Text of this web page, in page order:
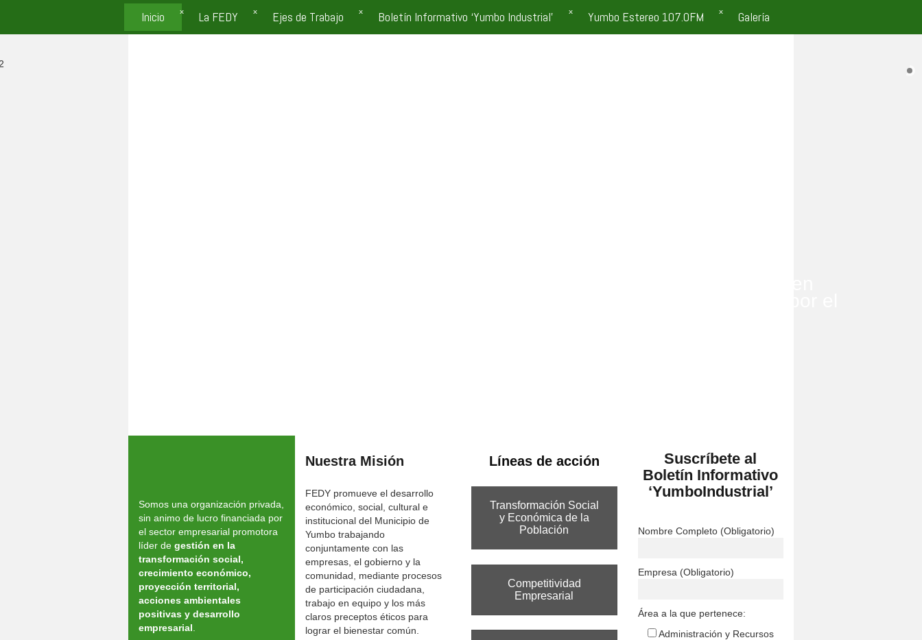
Inicio La FEDY Ejes de Trabajo Boletín Informativo ‘Yumbo Industrial’ Yumbo Estereo 107.0FM Galería
Somos una organización privada,
sin animo de lucro financiada por
el sector empresarial promotora
líder de gestión en la
transformación social,
crecimiento económico,
proyección territorial,
acciones ambientales
positivas y desarrollo
empresarial
Nuestra Misión
FEDY promueve el desarrollo
económico, social, cultural e
institucional del Municipio de
Yumbo trabajando
conjuntamente con las
empresas, el gobierno y la
comunidad, mediante procesos
de participación ciudadana,
trabajo en equipo y los más
claros preceptos éticos para
lograr el bienestar común.
Líneas de acción
Transformación Social
y Económica de la
Población
Competitividad
Empresarial
Suscríbete al
Boletín Informativo
‘YumboIndustrial’
Nombre Completo (Obligatorio)
Empresa (Obligatorio)
Área a la que pertenece:
Administración y Recursos